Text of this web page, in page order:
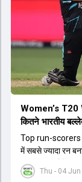
Thu - 04
Women’s T20
कितने भारतीय
Top run-scorers
में सबसे ज्यादा रन
इंडीज, ऑस्ट्रेलिया
ऑस्ट्रेलियाई